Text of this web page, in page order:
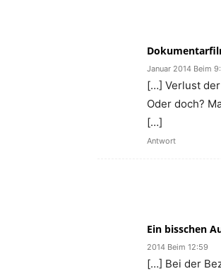
Januar 2014 Beim
[…] Verlust
Oder doch?
[…]
Antwort
Ein bisschen
2014 Beim 12:59
[…] Bei der